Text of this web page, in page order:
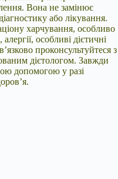
Вона не замінює
або лікування.
харчування, особливо
особливі дієтичні
проконсультуйтеся з
дієтологом. Завжди
допомогою у разі